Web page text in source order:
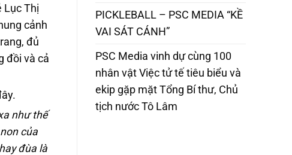
Lục Thị
cảnh
đủ
đồi và cả
như thế
của
đùa là
PICKLEBALL – PSC MEDIA “KỀ
VAI SÁT CÁNH”
PSC Media vinh dự cùng 100
nhân vật Việc tử tế tiêu biểu và
ekip gặp mặt Tổng Bí thư, Chủ
tịch nước Tô Lâm